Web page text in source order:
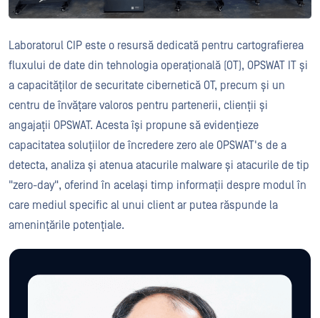
Laboratorul CIP este o resursă dedicată pentru cartografierea
fluxului de date din tehnologia operațională (OT), OPSWAT IT și
a capacităților de securitate cibernetică OT, precum și un
centru de învățare valoros pentru partenerii, clienții și
angajații OPSWAT. Acesta își propune să evidențieze
capacitatea soluțiilor de încredere zero ale OPSWAT's de a
detecta, analiza și atenua atacurile malware și atacurile de tip
"zero-day", oferind în același timp informații despre modul în
care mediul specific al unui client ar putea răspunde la
amenințările potențiale.